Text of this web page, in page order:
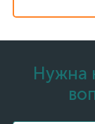
Нужна